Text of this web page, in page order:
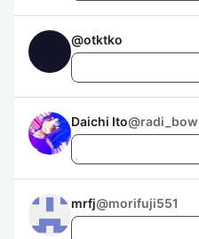
@otktko
Daichi Ito@radi_bow
mrfj@morifuji551